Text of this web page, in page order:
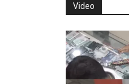
Video